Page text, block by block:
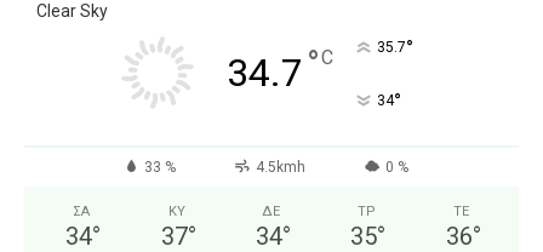
Clear Sky
34.7 °C 35.7°
34°
33 % 4.5kmh 0 %
ΣΑ
34°
ΚΥ
37°
ΔΕ
34°
ΤΡ
35°
ΤΕ
36°